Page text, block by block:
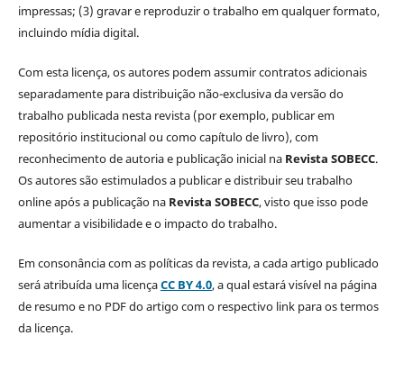
impressas; (3) gravar e reproduzir o trabalho em qualquer formato,
incluindo mídia digital.
Com esta licença, os autores podem assumir contratos adicionais
separadamente para distribuição não-exclusiva da versão do
trabalho publicada nesta revista (por exemplo, publicar em
repositório institucional ou como capítulo de livro), com
reconhecimento de autoria e publicação inicial na Revista SOBECC.
Os autores são estimulados a publicar e distribuir seu trabalho
online após a publicação na Revista SOBECC, visto que isso pode
aumentar a visibilidade e o impacto do trabalho.
Em consonância com as políticas da revista, a cada artigo publicado
será atribuída uma licençaCC BY 4.0, a qual estará visível na página
de resumo e no PDF do artigo com o respectivo link para os termos
da licença.